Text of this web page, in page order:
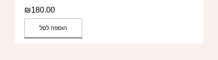
₪180.00
הוספה לסל